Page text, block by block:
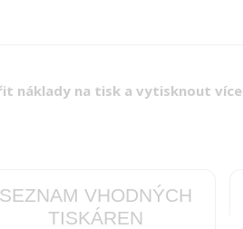
náklady na tisk a vytisknout více
SEZNAM VHODNÝCH
TISKÁREN